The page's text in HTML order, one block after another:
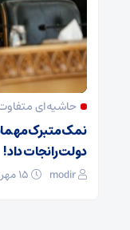
حاشیه‌ای
نمک متبرک
دولت را نجات داد!
modir